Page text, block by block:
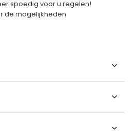
spoedig voor u regelen!
de mogelijkheden